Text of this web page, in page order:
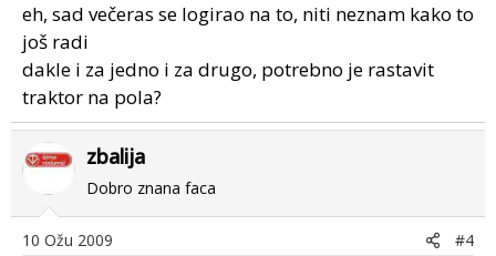
eh, sad večeras se logirao na to, niti neznam kako to
još radi
dakle i za jedno i za drugo, potrebno je rastavit
traktor na pola?
zbalija
Dobro znana faca
10 Ožu 2009 #4